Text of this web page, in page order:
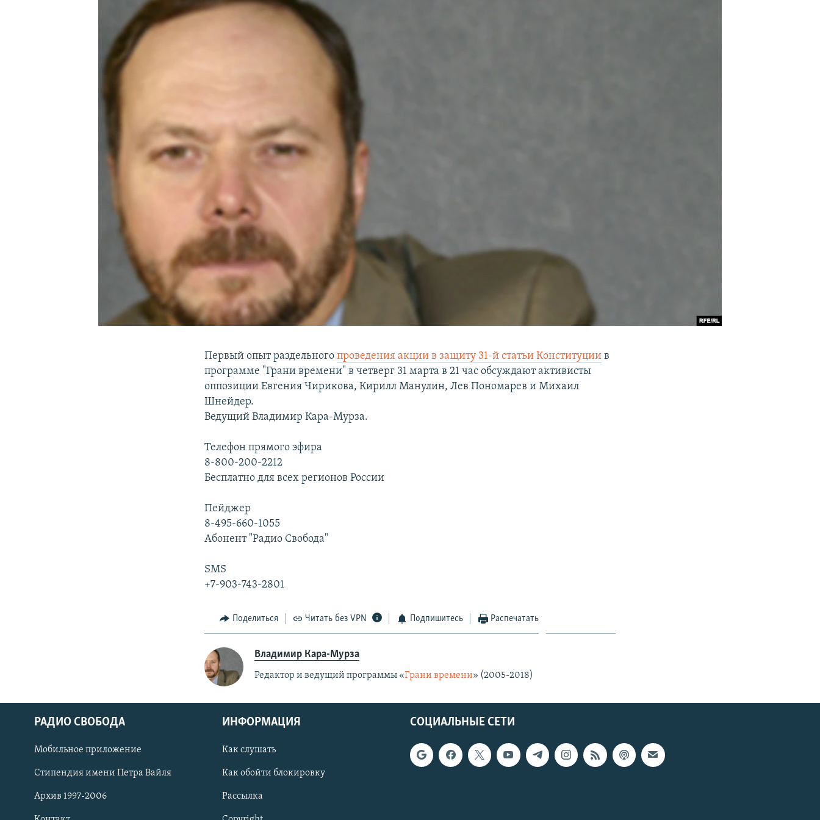
ПОДПИШИТЕСЬ НА РАССЫЛКУ
СОЦИАЛЬНЫЕ СЕТИ
Первый опыт раздельногопроведения акции в защиту 31-й статьи Конституции в
программе "Грани времени" в четверг 31 марта в 21 час обсуждают активисты
оппозиции Евгения Чирикова, Кирилл Манулин, Лев Пономарев и Михаил
Шнейдер.
Ведущий Владимир Кара-Мурза.
Телефон прямого эфира
8-800-200-2212
Бесплатно для всех регионов России
Пейджер
8-495-660-1055
Абонент "Радио Свобода"
SMS
+7-903-743-2801
Поделиться Читать без VPN Подпишитесь Распечатать
Владимир Кара-Мурза
Редактор и ведущий программы «Грани времени» (2005-2018)
СОЦИАЛЬНЫЕ СЕТИ
РАДИО СВОБОДА
Мобильное приложение
Стипендия имени Петра Вайля
Архив 1997-2006
ИНФОРМАЦИЯ
Как слушать
Как обойти блокировку
Рассылка